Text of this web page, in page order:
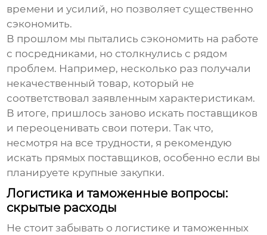
времени и усилий, но позволяет существенно
сэкономить.
В прошлом мы пытались сэкономить на работе
с посредниками, но столкнулись с рядом
проблем. Например, несколько раз получали
некачественный товар, который не
соответствовал заявленным характеристикам.
В итоге, пришлось заново искать поставщиков
и переоценивать свои потери. Так что,
несмотря на все трудности, я рекомендую
искать прямых поставщиков, особенно если вы
планируете крупные закупки.
Логистика и таможенные вопросы:
скрытые расходы
Не стоит забывать о логистике и таможенных